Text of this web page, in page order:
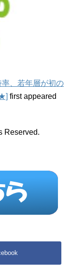
率、若年層が初の
first appeared
Reserved.